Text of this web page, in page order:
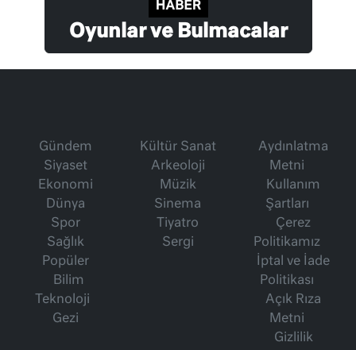
Oyunlar ve Bulmacalar
Gündem
Siyaset
Ekonomi
Dünya
Spor
Sağlık
Popüler
Bilim
Teknoloji
Gezi
Kültür Sanat
Arkeoloji
Müzik
Sinema
Tiyatro
Sergi
Aydınlatma
Metni
Kullanım
Şartları
Çerez
Politikamız
İptal ve İade
Politikası
Açık Rıza
Metni
Gizlilik